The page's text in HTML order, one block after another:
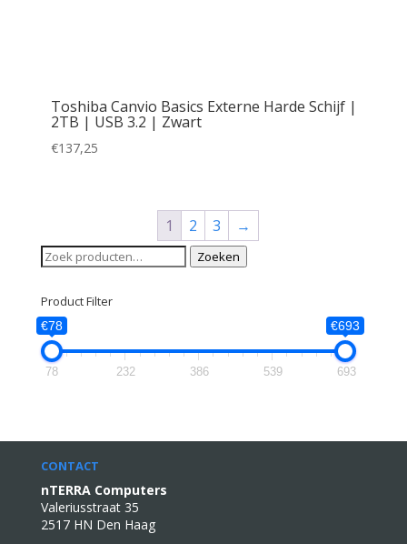
Toshiba Canvio Basics Externe Harde Schijf |
2TB | USB 3.2 | Zwart
€137,25
1 2 3
→
Zoeken
naar:
Zoeken
Product Filter
€78 €693
78 232 386 539 693
CONTACT
nTERRA Computers
Valeriusstraat 35
2517 HN Den Haag